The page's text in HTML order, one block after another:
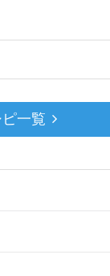
一覧